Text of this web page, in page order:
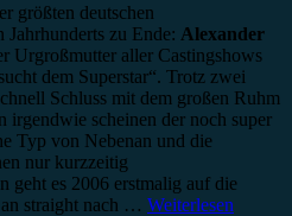
größten deutschen
Jahrhunderts zu Ende: Alexander
Urgroßmutter aller Castingshows
dem Superstar“. Trotz zwei
Schluss mit dem großen Ruhm
irgendwie scheinen der noch super
Typ von Nebenan und die
nur kurzzeitig
geht es 2006 erstmalig auf die
straight nach … Weiterlesen